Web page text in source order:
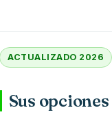
ACTUALIZADO 2026
Sus